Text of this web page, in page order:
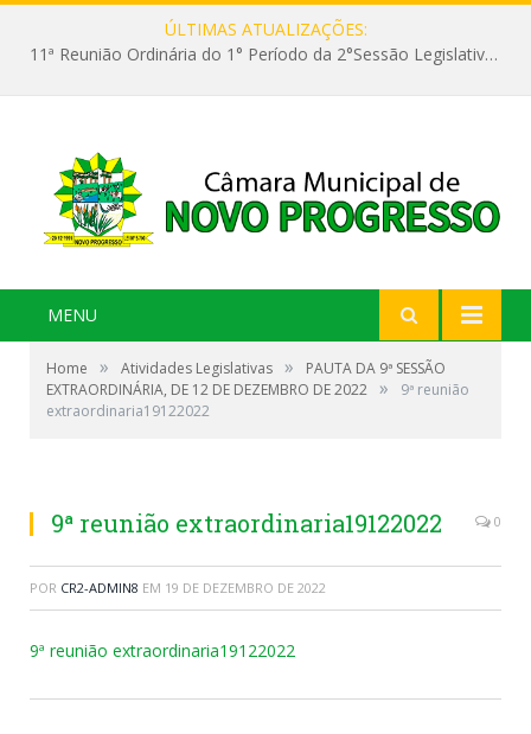
ÚLTIMAS ATUALIZAÇÕES:
11ª Reunião Ordinária do 1° Período da 2°Sessão Legislativa da 9ª Legislatura do Poder Legislativo
MENU
Home » Atividades Legislativas »
PAUTA DA 9ª SESSÃO
EXTRAORDINÁRIA, DE 12 DE DEZEMBRO DE 2022 »
9ª reunião
extraordinaria19122022
9ª reunião extraordinaria19122022 0
POR CR2-ADMIN8 EM 19 DE DEZEMBRO DE 2022
9ª reunião extraordinaria19122022